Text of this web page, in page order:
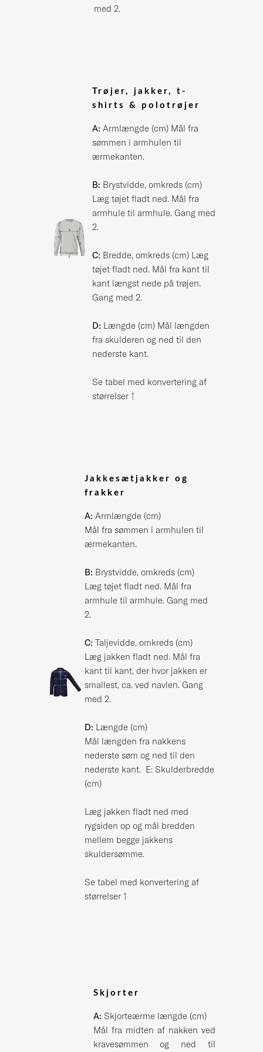
med 2.
Trøjer, jakker, t-
shirts & polotrøjer
A: Armlængde (cm) Mål fra
sømmen i armhulen til
ærmekanten.
B: Brystvidde, omkreds (cm)
Læg tøjet fladt ned. Mål fra
armhule til armhule. Gang med
2.
C: Bredde, omkreds (cm) Læg
tøjet fladt ned. Mål fra kant til
kant længst nede på trøjen.
Gang med 2.
D: Længde (cm) Mål længden
fra skulderen og ned til den
nederste kant.
Se tabel med konvertering af
størrelser↑
Jakkesætjakker og
frakker
A: Armlængde (cm)
Mål fra sømmen i armhulen til
ærmekanten.
B: Brystvidde, omkreds (cm)
Læg tøjet fladt ned. Mål fra
armhule til armhule. Gang med
2.
C: Taljevidde, omkreds (cm)
Læg jakken fladt ned. Mål fra
kant til kant, der hvor jakken er
smallest, ca. ved navlen. Gang
med 2.
D: Længde (cm)
Mål længden fra nakkens
nederste søm og ned til den
nederste kant. E: Skulderbredde
(cm)
Læg jakken fladt ned med
rygsiden op og mål bredden
mellem begge jakkens
skuldersømme.
Se tabel med konvertering af
størrelser ↑
Skjorter
A: Skjorteærme længde (cm)
Mål fra midten af nakken ved
kravesømmen og ned til